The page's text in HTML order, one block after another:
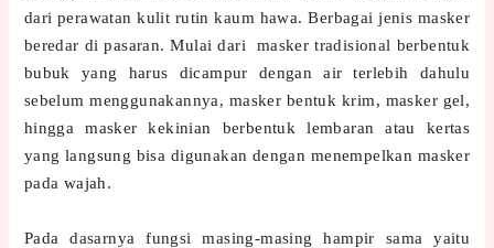
dari perawatan kulit rutin kaum hawa. Berbagai jenis masker
beredar di pasaran. Mulai dari masker tradisional berbentuk
bubuk yang harus dicampur dengan air terlebih dahulu
sebelum menggunakannya, masker bentuk krim, masker gel,
hingga masker kekinian berbentuk lembaran atau kertas
yang langsung bisa digunakan dengan menempelkan masker
pada wajah.
Pada dasarnya fungsi masing-masing hampir sama yaitu